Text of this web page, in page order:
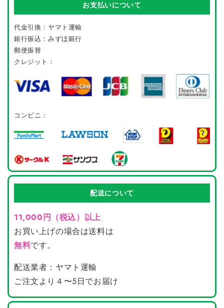
お支払いについて
代金引換：ヤマト運輸
銀行振込：みずほ銀行
郵便振替
クレジット：
コンビニ：
配送について
11,000円（税込）以上
お買い上げの場合は送料は
無料です。
配送業者：ヤマト運輸
ご注文より４〜5日でお届け